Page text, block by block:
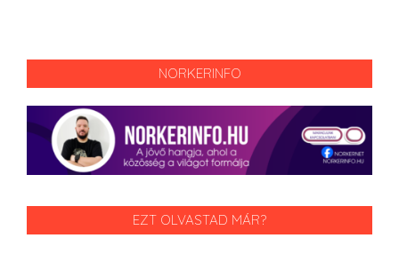
NORKERINFO
EZT OLVASTAD MÁR?